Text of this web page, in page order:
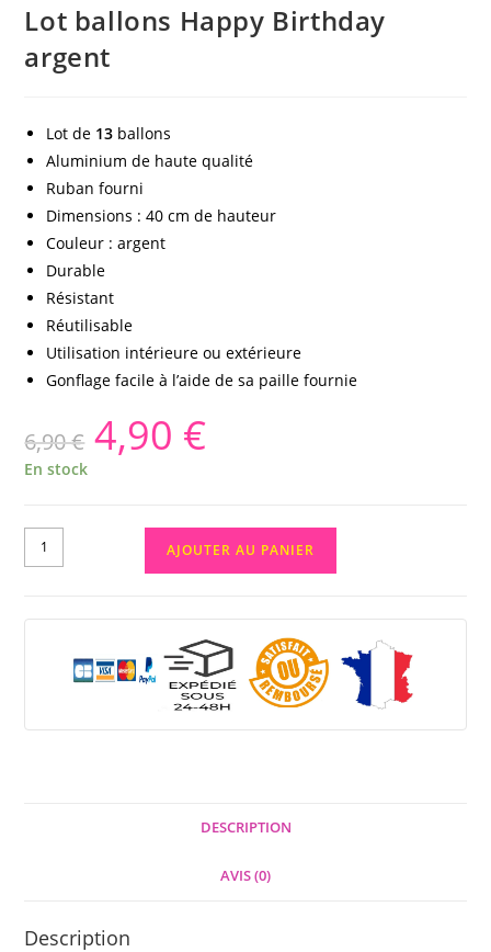
Lot ballons Happy Birthday
argent
Lot de 13 ballons
Aluminium de haute qualité
Ruban fourni
Dimensions : 40 cm de hauteur
Couleur : argent
Durable
Résistant
Réutilisable
Utilisation intérieure ou extérieure
Gonflage facile à l’aide de sa paille fournie
6,90€ 4,90 €
En stock
AJOUTER AU PANIER
DESCRIPTION
AVIS (0)
Description